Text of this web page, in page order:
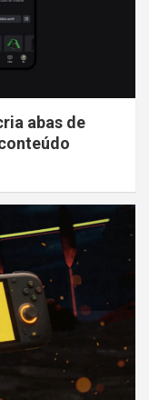
abas de